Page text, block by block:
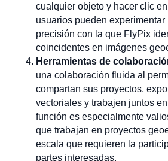
cualquier objeto y hacer clic
usuarios pueden experimentar
precisión con la que FlyPix
coincidentes en imágenes
Herramientas de
una colaboración fluida al
compartan sus proyectos,
vectoriales y trabajen juntos
función es especialmente
que trabajan en proyectos
escala que requieren la
partes interesadas.